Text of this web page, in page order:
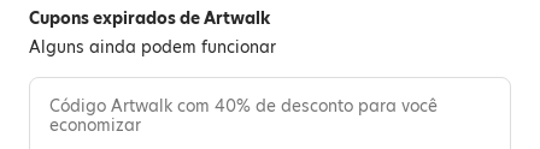
Cupons expirados de Artwalk
Alguns ainda podem funcionar
Código Artwalk com 40% de desconto para você
economizar